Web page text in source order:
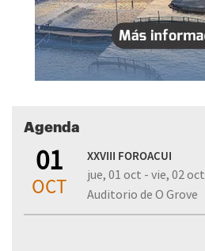
Agenda
01
OCT
XXVIII FOROACUI
jue, 01 oct - vie, 02 oct
Auditorio de O Grove